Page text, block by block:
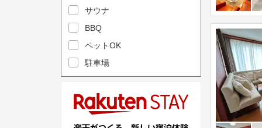
s
e
l
c
a
n
s
e
e
サウナ
BBQ
ペットOK
駐車場